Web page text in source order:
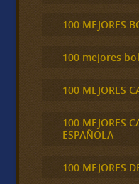
100 MEJORES
100 mejores
100 MEJORES
100 MEJORES
ESPAÑOLA
100 MEJORES